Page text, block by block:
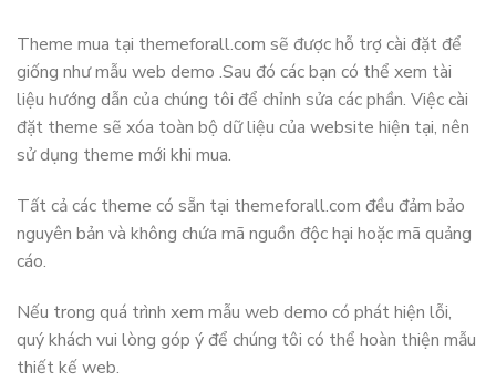
Theme mua tại themeforall.com sẽ được hỗ trợ cài đặt để
giống như mẫu web demo .Sau đó các bạn có thể xem tài
liệu hướng dẫn của chúng tôi để chỉnh sửa các phần. Việc cài
đặt theme sẽ xóa toàn bộ dữ liệu của website hiện tại, nên
sử dụng theme mới khi mua.
Tất cả các theme có sẵn tại themeforall.com đều đảm bảo
nguyên bản và không chứa mã nguồn độc hại hoặc mã quảng
cáo.
Nếu trong quá trình xem mẫu web demo có phát hiện lỗi,
quý khách vui lòng góp ý để chúng tôi có thể hoàn thiện mẫu
thiết kế web.